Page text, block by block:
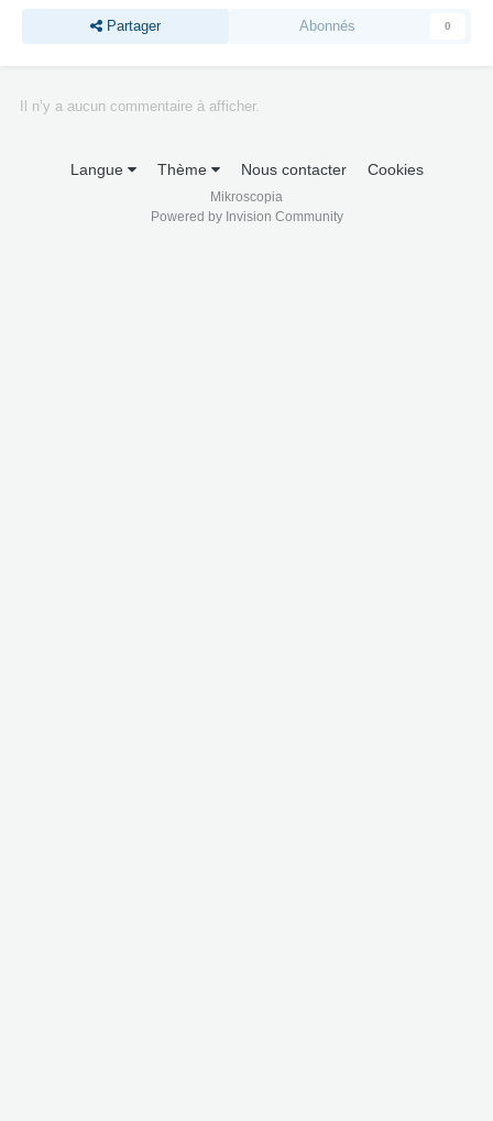
Partager Abonnés 0
Il n’y a aucun commentaire à afficher.
Langue Thème Nous contacter Cookies
Mikroscopia
Powered by Invision Community